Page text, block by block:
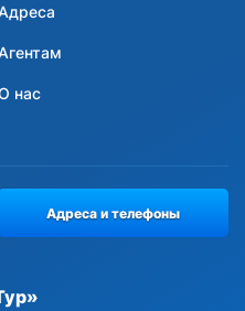
нас
Адреса и телефоны